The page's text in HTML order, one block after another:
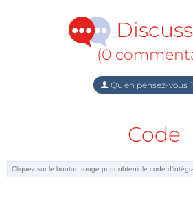
(0
Qu'en pensez-vous ?
Code